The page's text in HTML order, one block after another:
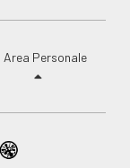
Area Personale